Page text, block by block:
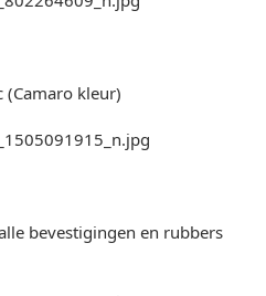
(Camaro kleur)
bevestigingen en rubbers